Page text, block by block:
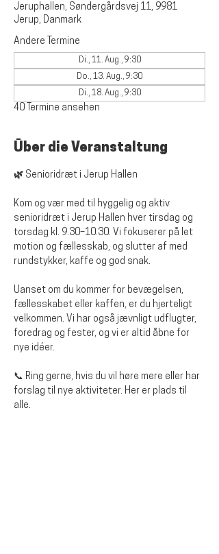
Jeruphallen, Søndergårdsvej 11, 9981
Jerup, Danmark
Andere Termine
Di., 11. Aug., 9:30
Do., 13. Aug., 9:30
Di., 18. Aug., 9:30
40 Termine ansehen
Über die Veranstaltung
🌿 Senioridræt i Jerup Hallen
Kom og vær med til hyggelig og aktiv
senioridræt i Jerup Hallen hver tirsdag og
torsdag kl. 9.30–10.30. Vi fokuserer på let
motion og fællesskab, og slutter af med
rundstykker, kaffe og god snak.
Uanset om du kommer for bevægelsen,
fællesskabet eller kaffen, er du hjerteligt
velkommen. Vi har også jævnligt udflugter,
foredrag og fester, og vi er altid åbne for
nye idéer.
📞 Ring gerne, hvis du vil høre mere eller har
forslag til nye aktiviteter. Her er plads til
alle.